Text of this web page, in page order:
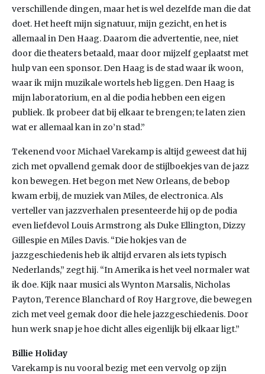
verschillende dingen, maar het is wel dezelfde man die dat
doet. Het heeft mijn signatuur, mijn gezicht, en het is
allemaal in Den Haag. Daarom die advertentie, nee, niet
door die theaters betaald, maar door mijzelf geplaatst met
hulp van een sponsor. Den Haag is de stad waar ik woon,
waar ik mijn muzikale wortels heb liggen. Den Haag is
mijn laboratorium, en al die podia hebben een eigen
publiek. Ik probeer dat bij elkaar te brengen; te laten zien
wat er allemaal kan in zo’n stad.”
Tekenend voor Michael Varekamp is altijd geweest dat hij
zich met opvallend gemak door de stijlboekjes van de jazz
kon bewegen. Het begon met New Orleans, de bebop
kwam erbij, de muziek van Miles, de electronica. Als
verteller van jazzverhalen presenteerde hij op de podia
even liefdevol Louis Armstrong als Duke Ellington, Dizzy
Gillespie en Miles Davis. “Die hokjes van de
jazzgeschiedenis heb ik altijd ervaren als iets typisch
Nederlands,” zegt hij. “In Amerika is het veel normaler wat
ik doe. Kijk naar musici als Wynton Marsalis, Nicholas
Payton, Terence Blanchard of Roy Hargrove, die bewegen
zich met veel gemak door die hele jazzgeschiedenis. Door
hun werk snap je hoe dicht alles eigenlijk bij elkaar ligt.”
Billie Holiday
Varekamp is nu vooral bezig met een vervolg op zijn